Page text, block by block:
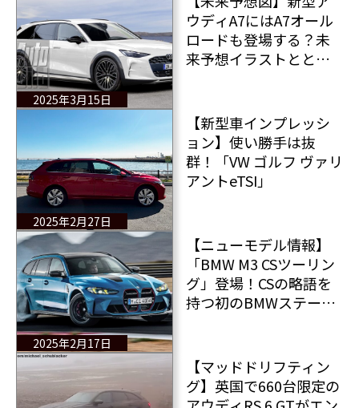
2025年3月15日
ウディA7にはA7オール
ロードも登場する？未
来予想イラストととも
2025年2月27日
【新型車インプレッシ
ョン】使い勝手は抜
群！「VW ゴルフ ヴァリ
アントeTSI」
2025年2月17日
【ニューモデル情報】
「BMW M3 CSツーリン
グ」登場！CSの略語を
持つ初のBMWステーシ
【マッドドリフティン
グ】英国で660台限定の